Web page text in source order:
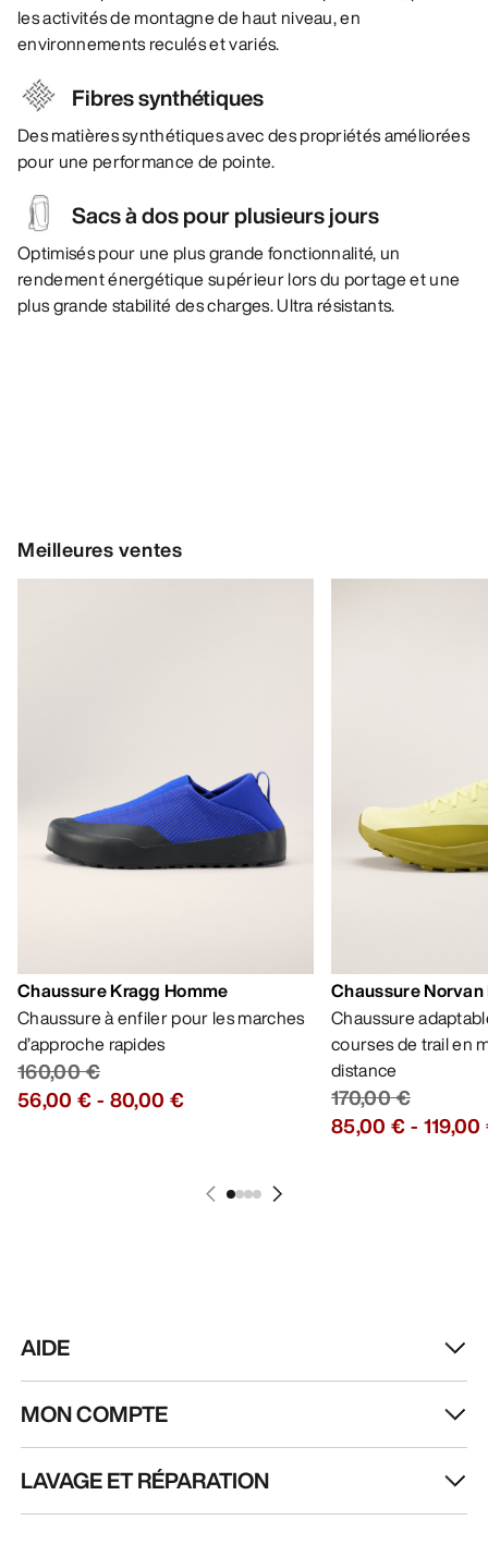
les activités de montagne de haut niveau, en
environnements reculés et variés.
Fibres synthétiques
Des matières synthétiques avec des propriétés améliorées
pour une performance de pointe.
Sacs à dos pour plusieurs jours
Optimisés pour une plus grande fonctionnalité, un
rendement énergétique supérieur lors du portage et une
plus grande stabilité des charges. Ultra résistants.
Meilleures ventes
Chaussure Kragg Homme
Chaussure à enfiler pour les marches
d’approche rapides
160,00 €
56,00 €- 80,00 €
Chaussure
Chaussure
courses de trail en
distance
170,00 €
85,00 €-
AIDE
MON COMPTE
LAVAGE ET RÉPARATION